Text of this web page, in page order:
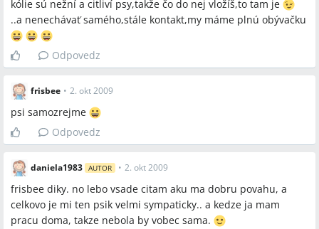
kólie sú nežní a citliví psy,takže čo do nej vložíš,to tam je
..a nenechávať samého,stále kontakt,my máme plnú obývačku
Odpovedz
frisbee • 2. okt 2009
psi samozrejme
Odpovedz
daniela1983 AUTOR • 2. okt 2009
frisbee diky. no lebo vsade citam aku ma dobru povahu, a
celkovo je mi ten psik velmi sympaticky.. a kedze ja mam
pracu doma, takze nebola by vobec sama.